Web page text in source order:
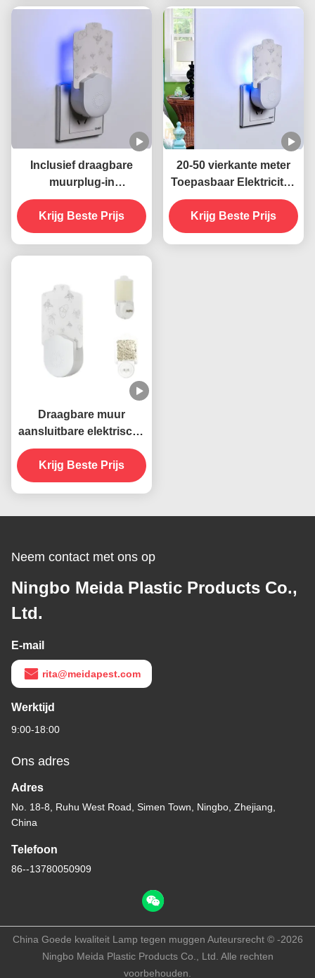
Inclusief draagbare
muurplug-in
stopcontact elektrische
395 NM UV
muggenverdelgende
insectenbestrijding
Krijg Beste Prijs
20-50 vierkante meter
Toepasbaar Elektriciteit
Muur aansluiting Socket
UV muggenverdelger
Lamp Vaste staat Zeer
Krijg Beste Prijs
Draagbare muur
aansluitbare elektrische
395 NM UV muggen
doden lamp vliegende
insecten vanger
Krijg Beste Prijs
Neem contact met ons op
Ningbo Meida Plastic Products Co.,
Ltd.
E-mail
rita@meidapest.com
Werktijd
9:00-18:00
Ons adres
Adres
No. 18-8, Ruhu West Road, Simen Town, Ningbo, Zhejiang,
China
Telefoon
86--13780050909
China Goede kwaliteit Lamp tegen muggen Auteursrecht © -2026
Ningbo Meida Plastic Products Co., Ltd. Alle rechten
voorbehouden.